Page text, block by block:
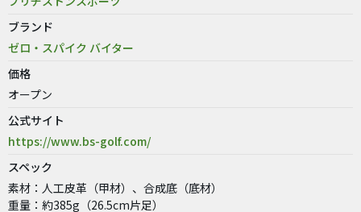
ブランド
ゼロ・スパイク バイター
価格
オープン
公式サイト
https://www.bs-golf.com/
スペック
素材：人工皮革（甲材）、合成底（底材）
重量：約385g（26.5cm片足）